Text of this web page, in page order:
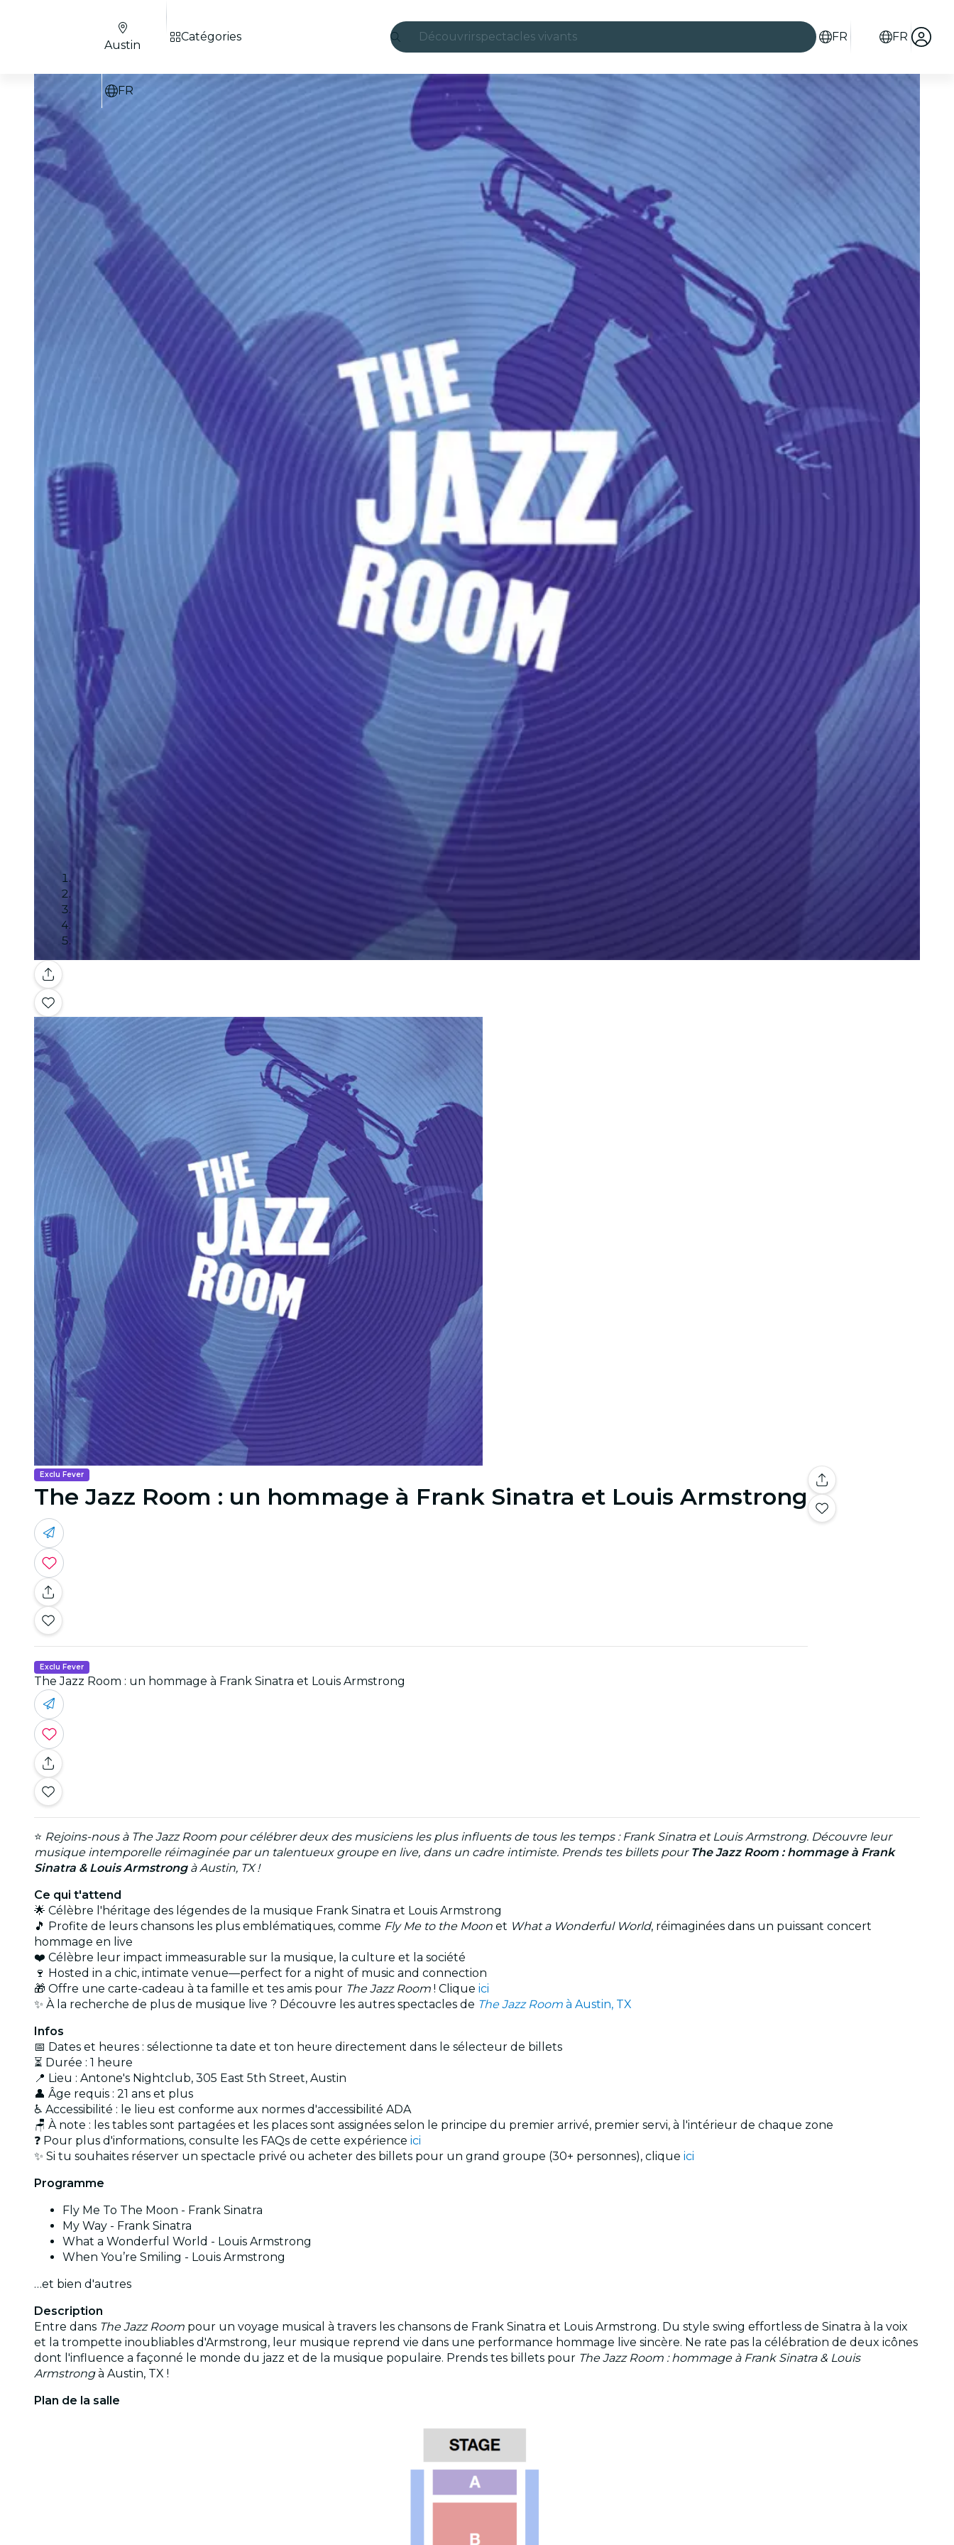
Découvrirspectacles vivants
Candlelight
Londres
expériences et villes
São Paulo
expositions
Séoul
concerts
restaurants
cinéma
FR FR
Austin
FR
Catégories
Galerie
Exclu Fever
The Jazz Room : un hommage à Frank Sinatra et Louis Armstrong
Exclu Fever
The Jazz Room : un hommage à Frank Sinatra et Louis Armstrong
⭐ Rejoins-nous à The Jazz Room pour célébrer deux des musiciens les plus influents de tous les temps : Frank Sinatra et Louis Armstrong. Découvre leur
musique intemporelle réimaginée par un talentueux groupe en live, dans un cadre intimiste. Prends tes billets pour The Jazz Room : hommage à Frank
Sinatra & Louis Armstrongà Austin, TX !
Ce qui t'attend
🌟 Célèbre l'héritage des légendes de la musique Frank Sinatra et Louis Armstrong
🎵 Profite de leurs chansons les plus emblématiques, comme Fly Me to the Moon et What a Wonderful World, réimaginées dans un puissant concert
hommage en live
❤️ Célèbre leur impact immeasurable sur la musique, la culture et la société
🍷 Hosted in a chic, intimate venue—perfect for a night of music and connection
🎁 Offre une carte-cadeau à ta famille et tes amis pour The Jazz Room ! Clique ici
✨ À la recherche de plus de musique live ? Découvre les autres spectacles de The Jazz Room à Austin, TX
Infos
📅 Dates et heures : sélectionne ta date et ton heure directement dans le sélecteur de billets
⏳ Durée : 1 heure
📍 Lieu : Antone's Nightclub, 305 East 5th Street, Austin
👤 Âge requis : 21 ans et plus
♿ Accessibilité : le lieu est conforme aux normes d'accessibilité ADA
🪑 À note : les tables sont partagées et les places sont assignées selon le principe du premier arrivé, premier servi, à l'intérieur de chaque zone
❓ Pour plus d'informations, consulte les FAQs de cette expérience ici
✨ Si tu souhaites réserver un spectacle privé ou acheter des billets pour un grand groupe (30+ personnes), clique ici
Programme
Fly Me To The Moon - Frank Sinatra
My Way - Frank Sinatra
What a Wonderful World - Louis Armstrong
When You’re Smiling - Louis Armstrong
…et bien d'autres
Description
Entre dans The Jazz Room pour un voyage musical à travers les chansons de Frank Sinatra et Louis Armstrong. Du style swing effortless de Sinatra à la voix
et la trompette inoubliables d'Armstrong, leur musique reprend vie dans une performance hommage live sincère. Ne rate pas la célébration de deux icônes
dont l'influence a façonné le monde du jazz et de la musique populaire. Prends tes billets pour The Jazz Room : hommage à Frank Sinatra & Louis
Armstrongà Austin, TX !
Plan de la salle